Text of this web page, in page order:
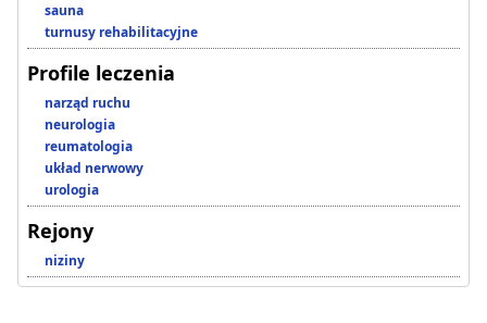
sauna
turnusy rehabilitacyjne
Profile leczenia
narząd ruchu
neurologia
reumatologia
układ nerwowy
urologia
Rejony
niziny